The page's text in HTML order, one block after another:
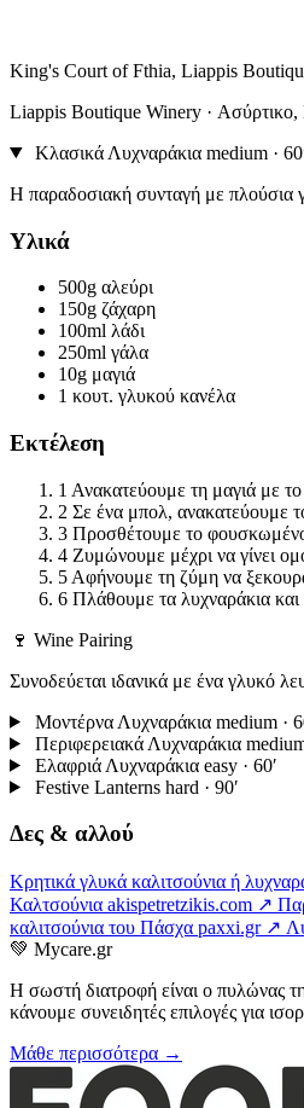
King's Court of Fthia, Liappis
Liappis Boutique Winery · Ασύρτικο,
Κλασικά Λυχναράκια medium ·
Η παραδοσιακή συνταγή με πλούσια
Υλικά
500g αλεύρι
150g ζάχαρη
100ml λάδι
250ml γάλα
10g μαγιά
1 κουτ. γλυκού κανέλα
Εκτέλεση
1 Ανακατεύουμε τη μαγιά με
2 Σε ένα μπολ, ανακατεύουμε
3 Προσθέτουμε το φουσκωμένο
4 Ζυμώνουμε μέχρι να γίνει
5 Αφήνουμε τη ζύμη να
6 Πλάθουμε τα λυχναράκια
🍷 Wine Pairing
Συνοδεύεται ιδανικά με ένα γλυκό
Μοντέρνα Λυχναράκια medium ·
Περιφερειακά Λυχναράκια
Ελαφριά Λυχναράκια easy · 60′
Festive Lanterns hard · 90′
Δες & αλλού
Κρητικά γλυκά καλιτσούνια ή
Καλτσούνια akispetretzikis.com ↗
καλιτσούνια του Πάσχα paxxi.gr ↗
💚 Mycare.gr
Η σωστή διατροφή είναι ο πυλώνας
κάνουμε συνειδητές επιλογές για
Μάθε περισσότερα →